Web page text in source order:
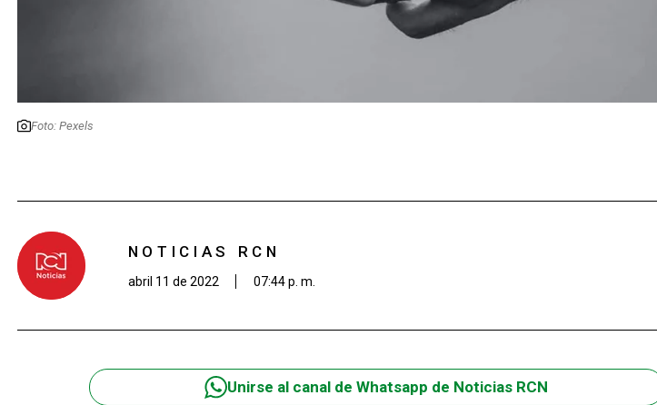
Foto: Pexels
NOTICIAS RCN
abril 11 de 2022 07:44 p. m.
Unirse al canal de Whatsapp de Noticias RCN